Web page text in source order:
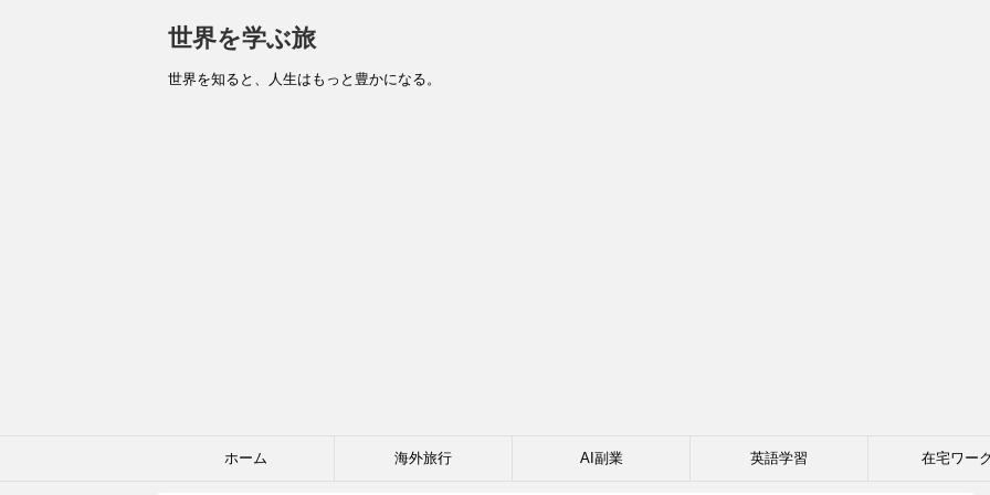
世界を学ぶ旅
世界を知ると、人生はもっと豊かになる。
ホーム 海外旅行 AI副業 英語学習 在宅ワー